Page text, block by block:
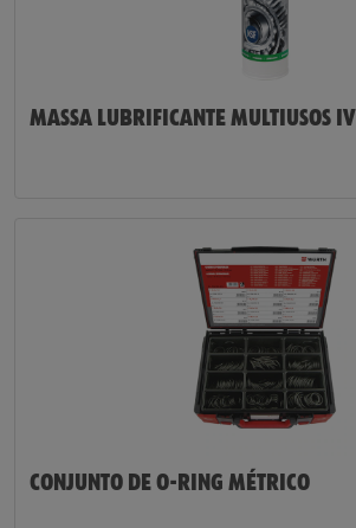
MASSA LUBRIFICANTE MULTIUSOS IV
CONJUNTO DE O-RING MÉTRICO